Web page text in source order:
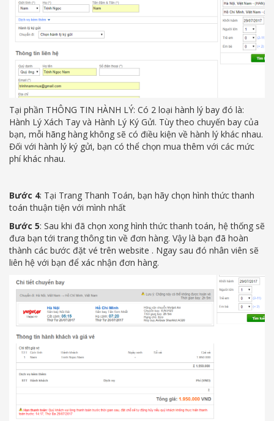
Tại phần THÔNG TIN HÀNH LÝ: Có 2 loại hành lý bay đó là:
Hành Lý Xách Tay và Hành Lý Ký Gửi. Tùy theo chuyến bay của
bạn, mỗi hãng hàng không sẽ có điều kiện về hành lý khác nhau.
Đối với hành lý ký gửi, bạn có thể chọn mua thêm với các mức
phí khác nhau.
Bước 4: Tại Trang Thanh Toán, bạn hãy chọn hình thức thanh
toán thuận tiện với mình nhất
Bước 5: Sau khi đã chọn xong hình thức thanh toán, hệ thống sẽ
đưa bạn tới trang thông tin về đơn hàng. Vậy là bạn đã hoàn
thành các bước đặt vé trên website . Ngay sau đó nhân viên sẽ
liên hệ với bạn để xác nhận đơn hàng.